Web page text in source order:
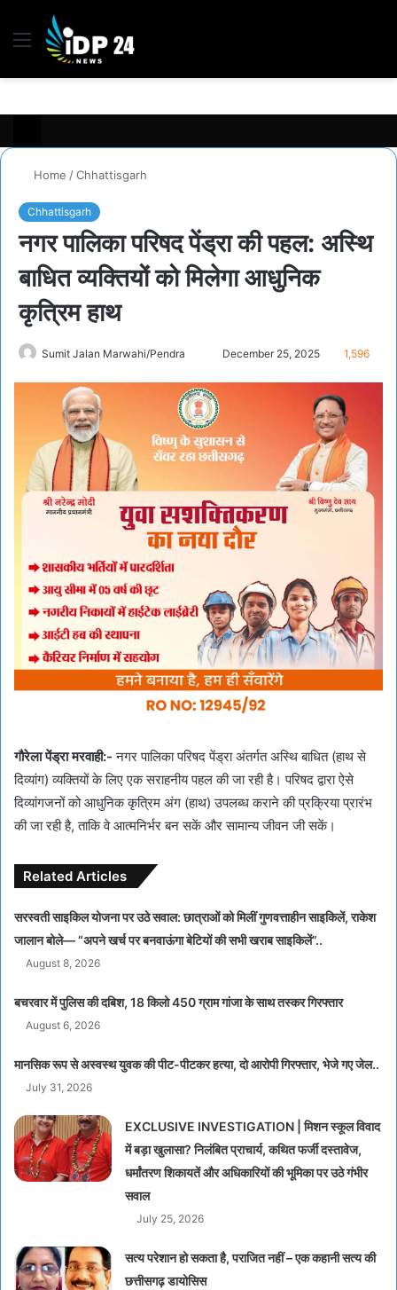
Menu
Home /Chhattisgarh
Chhattisgarh
नगर पालिका परिषद पेंड्रा की पहल: अस्थि
बाधित व्यक्तियों को मिलेगा आधुनिक
कृत्रिम हाथ
Sumit Jalan Marwahi/Pendra
email
December 25, 2025 1,596
गौरेला पेंड्रा मरवाही:-नगर पालिका परिषद पेंड्रा अंतर्गत अस्थि बाधित (हाथ से
दिव्यांग) व्यक्तियों के लिए एक सराहनीय पहल की जा रही है। परिषद द्वारा ऐसे
दिव्यांगजनों को आधुनिक कृत्रिम अंग (हाथ) उपलब्ध कराने की प्रक्रिया प्रारंभ
की जा रही है, ताकि वे आत्मनिर्भर बन सकें और सामान्य जीवन जी सकें।
Related Articles
सरस्वती साइकिल योजना पर उठे सवाल: छात्राओं को मिलीं गुणवत्ताहीन साइकिलें, राकेश
जालान बोले— “अपने खर्च पर बनवाऊंगा बेटियों की सभी खराब साइकिलें”..
August 8, 2026
बचरवार में पुलिस की दबिश, 18 किलो 450 ग्राम गांजा के साथ तस्कर गिरफ्तार
August 6, 2026
मानसिक रूप से अस्वस्थ युवक की पीट-पीटकर हत्या, दो आरोपी गिरफ्तार, भेजे गए जेल..
July 31, 2026
EXCLUSIVE INVESTIGATION | मिशन स्कूल विवाद
में बड़ा खुलासा? निलंबित प्राचार्य, कथित फर्जी दस्तावेज,
धर्मांतरण शिकायतें और अधिकारियों की भूमिका पर उठे गंभीर
सवाल
July 25, 2026
सत्य परेशान हो सकता है, पराजित नहीं – एक कहानी सत्य की
छत्तीसगढ़ डायोसिस